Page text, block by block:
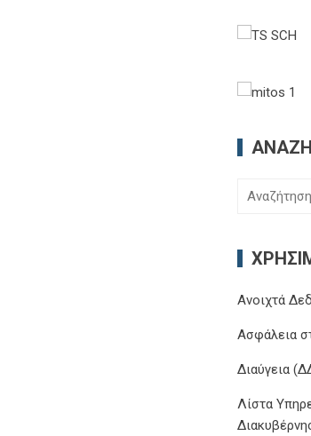
Αναζήτηση
Ανοιχτά
Ασφάλεια
Διαύγεια
Λίστα